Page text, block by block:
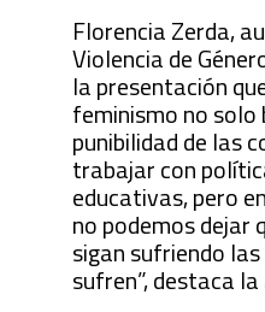
Florencia Zerda,
Violencia de
la presentación
feminismo no solo
punibilidad de las
trabajar con
educativas, pero
no podemos dejar
sigan sufriendo
sufren”, destaca